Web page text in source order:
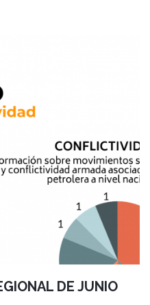
DE JUNIO